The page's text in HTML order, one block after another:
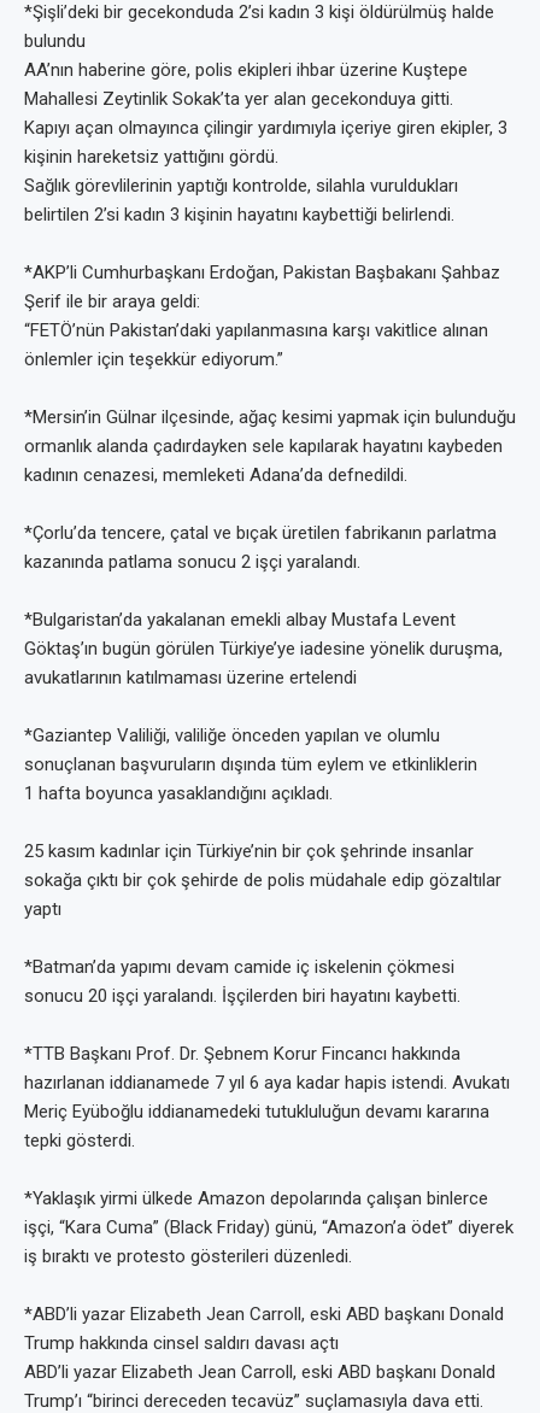
*Şişli’deki bir gecekonduda 2’si kadın 3 kişi öldürülmüş halde
bulundu
AA’nın haberine göre, polis ekipleri ihbar üzerine Kuştepe
Mahallesi Zeytinlik Sokak’ta yer alan gecekonduya gitti.
Kapıyı açan olmayınca çilingir yardımıyla içeriye giren ekipler, 3
kişinin hareketsiz yattığını gördü.
Sağlık görevlilerinin yaptığı kontrolde, silahla vuruldukları
belirtilen 2’si kadın 3 kişinin hayatını kaybettiği belirlendi.
*AKP’li Cumhurbaşkanı Erdoğan, Pakistan Başbakanı Şahbaz
Şerif ile bir araya geldi:
“FETÖ’nün Pakistan’daki yapılanmasına karşı vakitlice alınan
önlemler için teşekkür ediyorum.”
*Mersin’in Gülnar ilçesinde, ağaç kesimi yapmak için bulunduğu
ormanlık alanda çadırdayken sele kapılarak hayatını kaybeden
kadının cenazesi, memleketi Adana’da defnedildi.
*Çorlu’da tencere, çatal ve bıçak üretilen fabrikanın parlatma
kazanında patlama sonucu 2 işçi yaralandı.
*Bulgaristan’da yakalanan emekli albay Mustafa Levent
Göktaş’ın bugün görülen Türkiye’ye iadesine yönelik duruşma,
avukatlarının katılmaması üzerine ertelendi
*Gaziantep Valiliği, valiliğe önceden yapılan ve olumlu
sonuçlanan başvuruların dışında tüm eylem ve etkinliklerin
1 hafta boyunca yasaklandığını açıkladı.
25 kasım kadınlar için Türkiye’nin bir çok şehrinde insanlar
sokağa çıktı bir çok şehirde de polis müdahale edip gözaltılar
yaptı
*Batman’da yapımı devam camide iç iskelenin çökmesi
sonucu 20 işçi yaralandı. İşçilerden biri hayatını kaybetti.
*TTB Başkanı Prof. Dr. Şebnem Korur Fincancı hakkında
hazırlanan iddianamede 7 yıl 6 aya kadar hapis istendi. Avukatı
Meriç Eyüboğlu iddianamedeki tutukluluğun devamı kararına
tepki gösterdi.
*Yaklaşık yirmi ülkede Amazon depolarında çalışan binlerce
işçi, “Kara Cuma” (Black Friday) günü, “Amazon’a ödet” diyerek
iş bıraktı ve protesto gösterileri düzenledi.
*ABD’li yazar Elizabeth Jean Carroll, eski ABD başkanı Donald
Trump hakkında cinsel saldırı davası açtı
ABD’li yazar Elizabeth Jean Carroll, eski ABD başkanı Donald
Trump’ı “birinci dereceden tecavüz” suçlamasıyla dava etti.